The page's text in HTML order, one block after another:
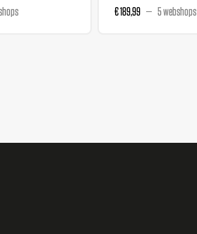
€ 189,99 5 webshops